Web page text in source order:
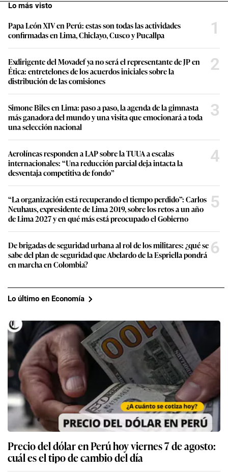
Lo más visto
Papa León XIV en Perú: estas son todas las actividades
confirmadas en Lima, Chiclayo, Cusco y Pucallpa
1
Exdirigente del Movadef ya no será el representante de JP en
Ética: entretelones de los acuerdos iniciales sobre la
distribución de las comisiones
2
Simone Biles en Lima: paso a paso, la agenda de la gimnasta
más ganadora del mundo y una visita que emocionará a toda
una selección nacional
3
Aerolíneas responden a LAP sobre la TUUA a escalas
internacionales: “Una reducción parcial deja intacta la
desventaja competitiva de fondo”
4
“La organización está recuperando el tiempo perdido”: Carlos
Neuhaus, expresidente de Lima 2019, sobre los retos a un año
de Lima 2027 y en qué más está preocupado el Gobierno
5
De brigadas de seguridad urbana al rol de los militares: ¿qué se
sabe del plan de seguridad que Abelardo de la Espriella pondrá
en marcha en Colombia?
6
Lo último en Economía
Precio del dólar en Perú hoy viernes 7 de agosto:
cuál es el tipo de cambio del día